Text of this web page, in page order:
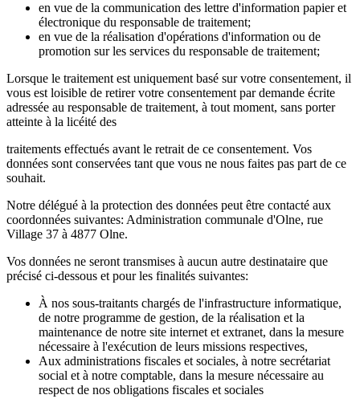
en vue de la communication des lettre d'information papier et
électronique du responsable de traitement;
en vue de la réalisation d'opérations d'information ou de
promotion sur les services du responsable de traitement;
Lorsque le traitement est uniquement basé sur votre consentement, il
vous est loisible de retirer votre consentement par demande écrite
adressée au responsable de traitement, à tout moment, sans porter
atteinte à la licéité des
traitements effectués avant le retrait de ce consentement. Vos
données sont conservées tant que vous ne nous faites pas part de ce
souhait.
Notre délégué à la protection des données peut être contacté aux
coordonnées suivantes: Administration communale d'Olne, rue
Village 37 à 4877 Olne.
Vos données ne seront transmises à aucun autre destinataire que
précisé ci-dessous et pour les finalités suivantes:
À nos sous-traitants chargés de l'infrastructure informatique,
de notre programme de gestion, de la réalisation et la
maintenance de notre site internet et extranet, dans la mesure
nécessaire à l'exécution de leurs missions respectives,
Aux administrations fiscales et sociales, à notre secrétariat
social et à notre comptable, dans la mesure nécessaire au
respect de nos obligations fiscales et sociales